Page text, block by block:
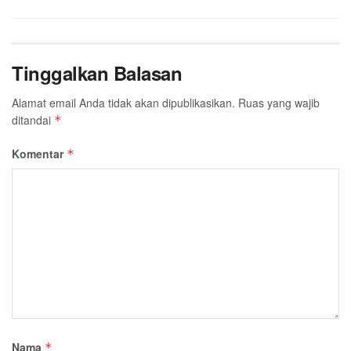
Tinggalkan Balasan
Alamat email Anda tidak akan dipublikasikan. Ruas yang wajib
ditandai *
Komentar *
Nama *